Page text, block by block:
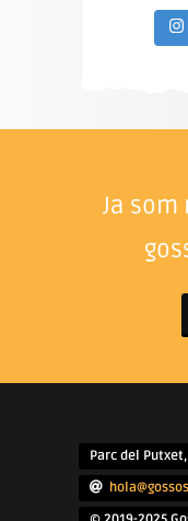
Ja som
Parc del